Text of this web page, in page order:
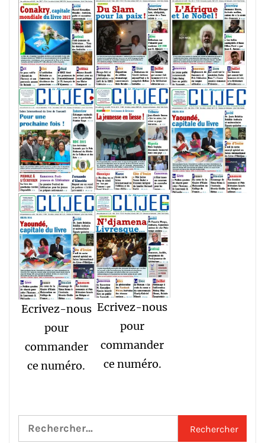
Ecrivez-nous
pour
commander
ce numéro.
Ecrivez-nous
pour
commander
ce numéro.
Rechercher :